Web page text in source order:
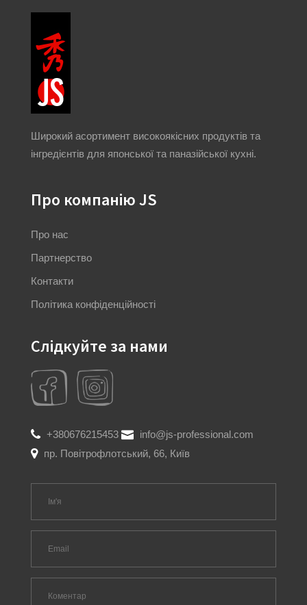
Широкий асортимент високоякісних продуктів та
інгредієнтів для японської та паназійської кухні.
Про компанію JS
Про нас
Партнерство
Контакти
Політика конфіденційності
Слідкуйте за нами
+380676215453
info@js-professional.com
пр. Повітрофлотський, 66, Київ